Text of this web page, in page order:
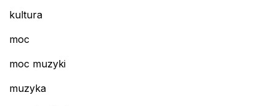
kultura
moc
moc muzyki
muzyka